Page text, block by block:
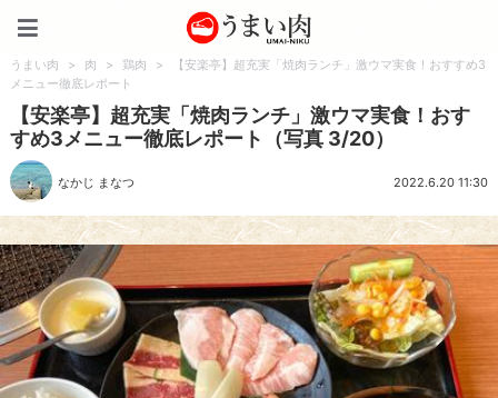
うまい肉 > 肉 > 鶏肉 >
【安楽亭】超充実「焼肉ランチ」激ウマ実食！おすすめ3
メニュー徹底レポート
【安楽亭】超充実「焼肉ランチ」激ウマ実食！おす
すめ3メニュー徹底レポート（写真 3/20）
なかじ まなつ 2022.6.20 11:30